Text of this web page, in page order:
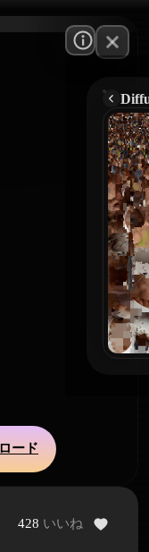
ード
ジーシェフ
is a Hyper3D 3D
428 いいね